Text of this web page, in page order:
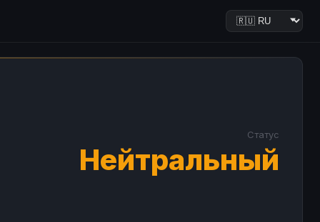
Статус
Нейтральный